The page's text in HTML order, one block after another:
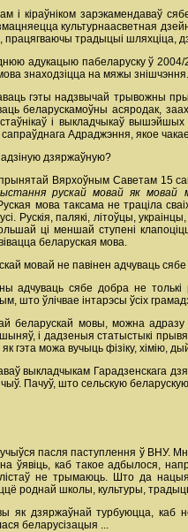
і кіраўніком зарэкамендаваў
культурнаасветная
традыцыі шляхціца,
адукацыю пабеларуску ў
знаходзіцца на мяжы
гэты надзвычай трывожны
беларускамоўны асяродак,
і выкладчыкаў
Адраджэння, якое
дзяржаўную?
Вярхоўным Саветам 15
рускай мовай як мовай
мова таксама не траціла
Рускія, палякі, літоўцы,
ці меншай ступені
беларуская мова.
мовай не павінен адчуваць
адчуваць сябе добра не толькі
што ўлічвае інтарэсы ўсіх
беларускай мовы, можна адразу
і дадзеныя статыстыкі
гэта можа вучыць фізіку, хімію,
выкладчыкам Гарадзенскага
Пачуў, што сельскую
пасля паступлення ў ВНУ.
ўявіць, каб такое адбылося,
не трымаюць. Што да
роднай школы, культуры,
як дзяржаўнай турбуюцца, каб
беларусізацыя ...